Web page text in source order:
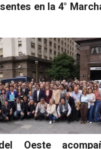
en la 4°
Oeste